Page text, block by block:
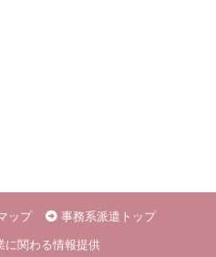
ップ
事務系派遣トップ
に関わる情報提供